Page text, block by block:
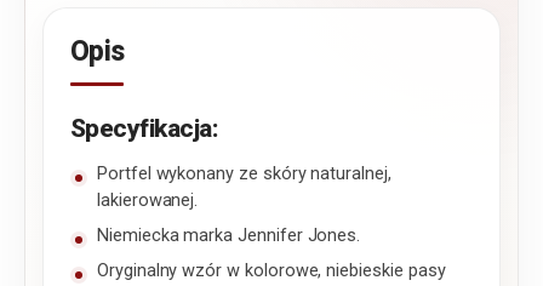
Opis
Specyfikacja:
Portfel wykonany ze skóry naturalnej,
lakierowanej.
Niemiecka marka Jennifer Jones.
Oryginalny wzór w kolorowe, niebieskie pasy